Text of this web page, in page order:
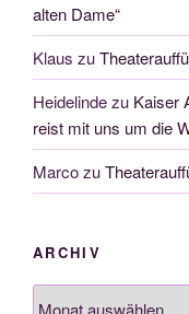
alten Dame“
Klaus zu
Heidelindezu Kaiser
reist mit uns um die
Marcozu
ARCHIV